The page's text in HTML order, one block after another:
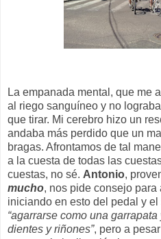
La empanada mental, que me
al riego sanguíneo y no
que tirar. Mi cerebro hizo un
andaba más perdido que un
bragas. Afrontamos de tal
a la cuesta de todas las
cuestas, no sé. Antonio,
mucho, nos pide consejo para
iniciando en esto del pedal y
“agarrarse como una
dientes y riñones”, pero a